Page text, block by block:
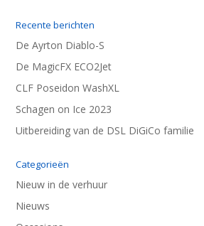
Recente berichten
De Ayrton Diablo-S
De MagicFX ECO2Jet
CLF Poseidon WashXL
Schagen on Ice 2023
Uitbereiding van de DSL DiGiCo familie
Categorieën
Nieuw in de verhuur
Nieuws